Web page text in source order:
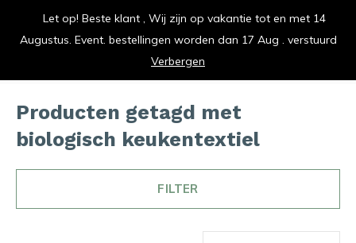
vrolijk je keuken op
Producten getagd met
biologisch keukentextiel
FILTER
Let op! Beste klant , Wij zijn op vakantie tot en met 14
Augustus. Event. bestellingen worden dan 17 Aug . verstuurd
Verbergen